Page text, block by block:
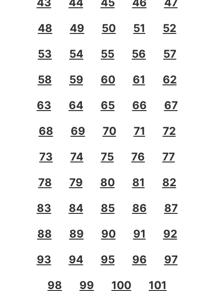
48
49 50 51
52
53
54 55 56
57
58
59 60 61
62
63
64 65 66
67
68
69 70 71
72
73
74 75 76
77
78
79 80 81
82
83
84 85 86
87
88
89 90 91
92
93
94 95 96
97
98
99 100
101